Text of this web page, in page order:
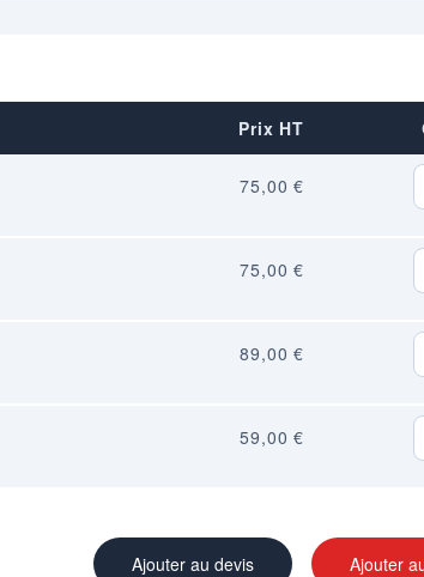
Prix HT
75,00 €
75,00 €
89,00 €
59,00 €
Ajouter au devis Ajouter